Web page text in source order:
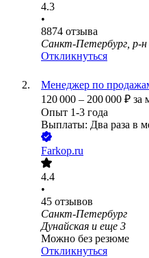
4.3
•
8874 отзыва
Санкт-Петербург, р-
Откликнуться
Менеджер по
120 000 – 200 000 ₽ за
Опыт 1-3 года
Выплаты: Два раза в
Farkop.ru
4.4
•
45 отзывов
Санкт-Петербург
Дунайская и еще 3
Можно без резюме
Откликнуться